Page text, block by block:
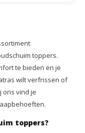
toppers.
te bieden en je
wilt verfrissen of
ons vind je
toppers?